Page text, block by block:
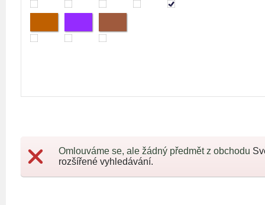
Omlouváme se, ale žádný předmět z obchodu
rozšířené vyhledávání.